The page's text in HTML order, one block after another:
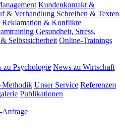
Kundenkontakt &
& Verhandlung Schreiben & Texten
Reklamation & Konflikte
Gesundheit, Stress,
Selbstsicherheit Online-Trainings
zu Psychologie News zu Wirtschaft
Methodik Unser Service Referenzen
Publikationen
Anfrage